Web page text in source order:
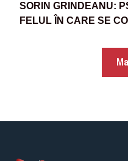
SORIN GRINDEANU:
FELUL ÎN CARE SE